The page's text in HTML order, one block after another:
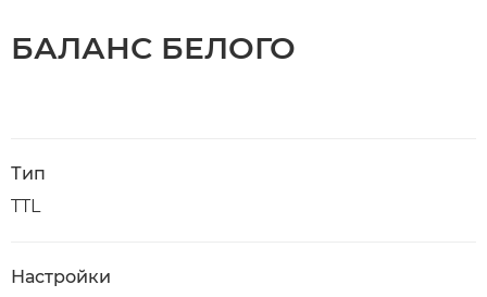
БАЛАНС БЕЛОГО
Тип
TTL
Настройки